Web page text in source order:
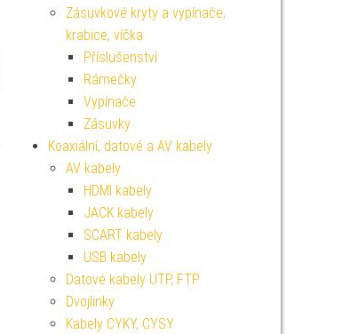
Zásuvkové kryty a vypínače,
krabice, víčka
Příslušenství
Rámečky
Vypínače
Zásuvky
Koaxiální, datové a AV kabely
AV kabely
HDMI kabely
JACK kabely
SCART kabely
USB kabely
Datové kabely UTP, FTP
Dvojlinky
Kabely CYKY, CYSY